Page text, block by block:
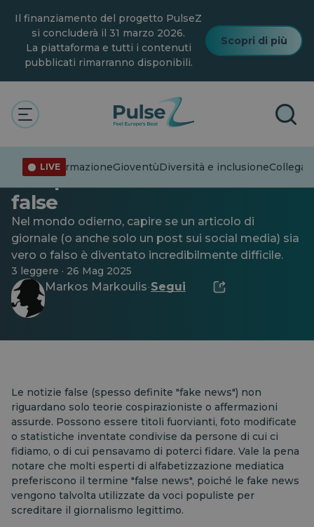
contenuto
principale
Il finanziamento del progetto PulseZ
si concluderà il 31 marzo 2026.
La piattaforma e tutti i contenuti
pubblicati rimarranno disponibili.
Scopri di più
LIVE
DisinformazioneGioventùDiversità e inclusione
Oltre il titolo: navigare nel
campo minato delle notizie
false
Nel mondo odierno, capire se un articolo di
giornale (o anche solo un post sui social media) sia
vero o falso è diventato incredibilmente difficile.
3 leggere · 26 Mag 2025
Markos Markoulis· Segui
Le notizie false (spesso definite "fake news") non
riguardano solo teorie cospirazioniste o affermazioni
assurde. Possono essere titoli fuorvianti, foto modificate
o statistiche inventate condivise da persone di cui ci
fidiamo, o di cui pensavamo di poterci fidare. Vale la pena
notare che molti esperti di alfabetizzazione mediatica
preferiscono il termine "false news", poiché le fake news
vengono talvolta utilizzate da voci populiste per
screditare il giornalismo legittimo.